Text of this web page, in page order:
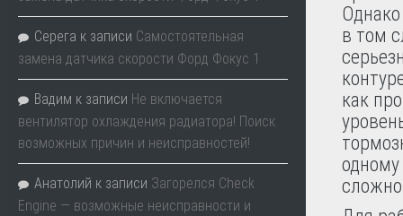
в том
как
одному
Серега к записи Самостоятельная
замена датчика скорости Форд Фокус 1
Вадим к записи Не включается
вентилятор охлаждения радиатора! Поиск
возможных причин и неисправностей!
Анатолий к записи Загорелся Check
Engine — возможные неисправности и